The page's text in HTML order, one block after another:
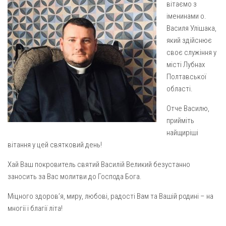
Архистратига Михаїла (м. Люботин)
Покрови Пресвятої Богородиці (с. Вільча)
Преображенська парафія (м. Лозова)
Парафія Благовіщення Пресвятої Богородиці (смт
Золочів)
Парафія Різдва Пресвятої Богородиці м. Берестин
(Красноград)
Парохії Полтавської області
Всіх Святих українського народу (м. Полтава)
Свято-Юріївська парафія (м. Полтава)
Архистратига Михаїла (с. Пригарівка)
Благовіщення Пресвятої Богородиці (с. Шевченки)
Введення у храм Пресвятої Богородиці (с. Дашківка)
Газета Християнський голос
Надруковані числа
Молитви
Галерея
Рух pro-life
вітаємо з
іменинами о.
Василя Улішака,
який здійснює
своє служіння у
місті Лубнах
Полтавської
області.
Отче Василю,
прийміть
найщиріші
вітання у цей святковий день!
Хай Ваш покровитель святий Василій Великий безустанно
заносить за Вас молитви до Господа Бога.
Міцного здоровʼя, миру, любові, радості Вам та Вашій родині – на
многії і благії літа!